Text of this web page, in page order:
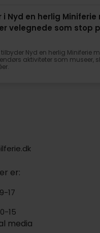
i Nyd en herlig Miniferie
velegnede som stop
Nyd en herlig Miniferie
aktiviteter som museer,
er:
17
15
media